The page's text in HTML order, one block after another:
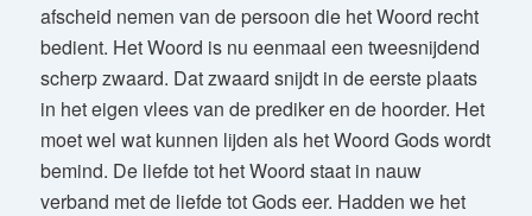
afscheid nemen van de persoon die het Woord recht
bedient. Het Woord is nu eenmaal een tweesnijdend
scherp zwaard. Dat zwaard snijdt in de eerste plaats
in het eigen vlees van de prediker en de hoorder. Het
moet wel wat kunnen lijden als het Woord Gods wordt
bemind. De liefde tot het Woord staat in nauw
verband met de liefde tot Gods eer. Hadden we het